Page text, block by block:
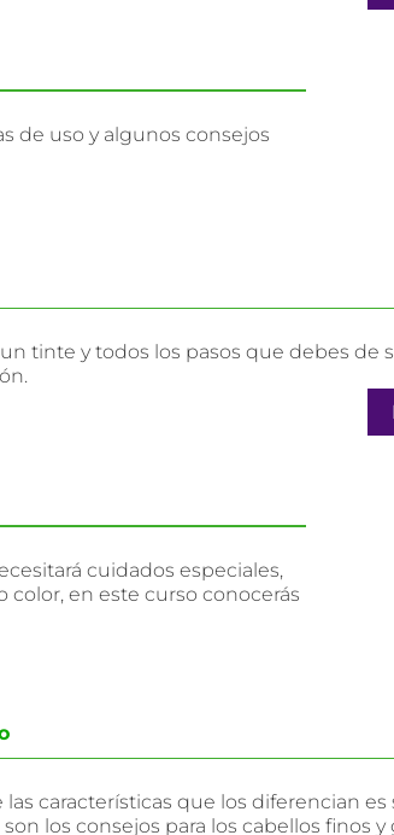
de uso y algunos consejos
tinte y todos los pasos que debes de
cuidados especiales,
en este curso conocerás
características que los diferencian es
los consejos para los cabellos finos y